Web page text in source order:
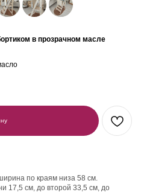
в прозрачном масле
по краям низа 58 см.
17,5 см, до второй 33,5 см, до